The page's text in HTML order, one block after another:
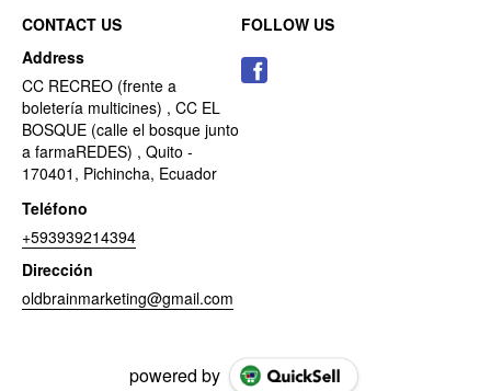
CONTACT US
Address
CC RECREO (frente a
boletería multicines) , CC EL
BOSQUE (calle el bosque junto
a farmaREDES) , Quito -
170401, Pichincha, Ecuador
Teléfono
+593939214394
Dirección
oldbrainmarketing@gmail.com
FOLLOW US
powered by